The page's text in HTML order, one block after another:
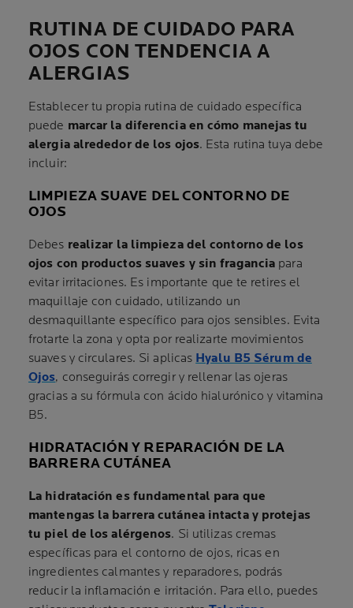
RUTINA DE CUIDADO PARA
OJOS CON TENDENCIA A
ALERGIAS
Establecer tu propia rutina de cuidado específica
puede marcar la diferencia en cómo manejas tu
alergia alrededor de los ojos. Esta rutina tuya debe
incluir:
LIMPIEZA SUAVE DEL CONTORNO DE
OJOS
Debes realizar la limpieza del contorno de los
ojos con productos suaves y sin fragancia para
evitar irritaciones. Es importante que te retires el
maquillaje con cuidado, utilizando un
desmaquillante específico para ojos sensibles. Evita
frotarte la zona y opta por realizarte movimientos
suaves y circulares. Si aplicas Hyalu B5 Sérum de
Ojos, conseguirás corregir y rellenar las ojeras
gracias a su fórmula con ácido hialurónico y vitamina
B5.
HIDRATACIÓN Y REPARACIÓN DE LA
BARRERA CUTÁNEA
La hidratación es fundamental para que
mantengas la barrera cutánea intacta y protejas
tu piel de los alérgenos. Si utilizas cremas
específicas para el contorno de ojos, ricas en
ingredientes calmantes y reparadores, podrás
reducir la inflamación e irritación. Para ello, puedes